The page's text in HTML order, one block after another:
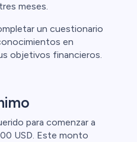
meses.
un cuestionario
en
objetivos financieros.
para comenzar a
USD. Este monto